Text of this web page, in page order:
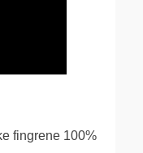
fingrene 100%